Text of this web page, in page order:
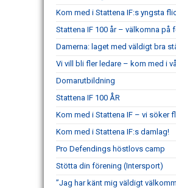
Kom med i Stattena IF:s yngsta
Stattena IF 100 år – välkomna
Damerna: laget med väldigt bra
Vi vill bli fler ledare – kom med i
Domarutbildning
Stattena IF 100 ÅR
Kom med i Stattena IF – vi söker
Kom med i Stattena IF:s damlag!
Pro Defendings höstlovs camp
Stötta din förening (Intersport)
”Jag har känt mig väldigt